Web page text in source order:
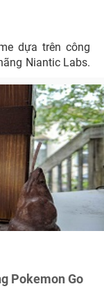
dựa trên công
Niantic Labs.
Pokemon Go